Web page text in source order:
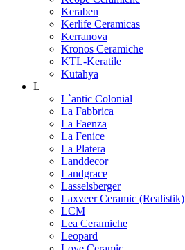
Keraben
Kerlife Ceramicas
Kerranova
Kronos Ceramiche
KTL-Keratile
Kutahya
L
L`antic Colonial
La Fabbrica
La Faenza
La Fenice
La Platera
Landdecor
Landgrace
Lasselsberger
Laxveer Ceramic (Realistik)
LCM
Lea Ceramiche
Leopard